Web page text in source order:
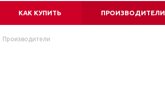
КАК КУПИТЬ ПРОИЗВОДИТЕЛИ
Производители